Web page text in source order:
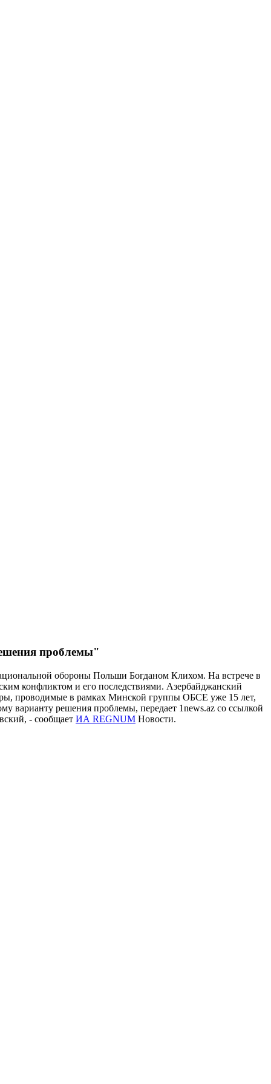
проблемы"
обороны Польши Богданом Клихом. На встрече в
конфликтом и его последствиями. Азербайджанский
проводимые в рамках Минской группы ОБСЕ уже 15 лет,
варианту решения проблемы, передает 1news.az со ссылкой
- сообщает ИА REGNUM Новости.